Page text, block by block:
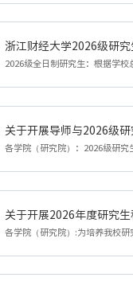
浙江财经大学2026级研
关于开展导师与2026级
关于开展2026年度研究